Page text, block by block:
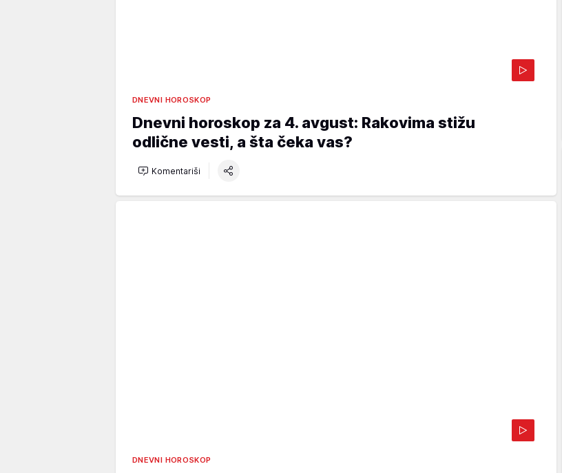
DNEVNI HOROSKOP
Dnevni horoskop za 4. avgust: Rakovima stižu
odlične vesti, a šta čeka vas?
Komentariši
DNEVNI HOROSKOP